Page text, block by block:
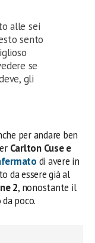
alle sei
sento
se
gli
per andare ben
Carlton Cuse e
di avere in
da essere già al
2, nonostante il
poco.